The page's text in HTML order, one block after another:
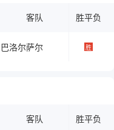
客队 胜平负
巴洛尔萨尔 胜
客队 胜平负